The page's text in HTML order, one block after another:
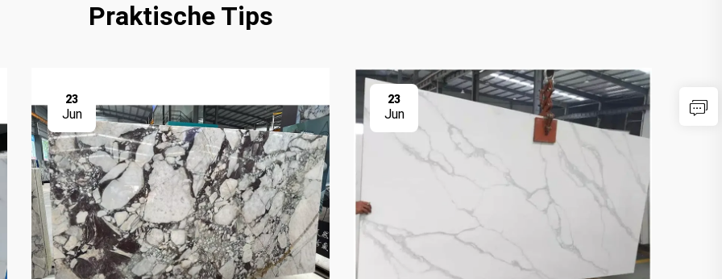
Praktische Tips
23
Jun
23
Jun